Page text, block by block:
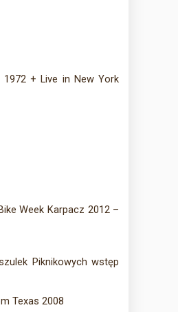
1972 + Live in New York
Week Karpacz 2012 –
Piknikowych wstęp
Texas 2008